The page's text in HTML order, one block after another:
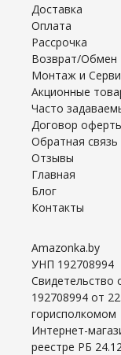
Доставка
Оплата
Рассрочка
Возврат/Обмен
Монтаж и
Акционные
Часто
Договор
Обратная связь
Отзывы
Главная
Блог
Контакты
Amazonka.by
УНП 192708994
Свидетельство
192708994 от
горисполкомом
Интернет-
реестре РБ